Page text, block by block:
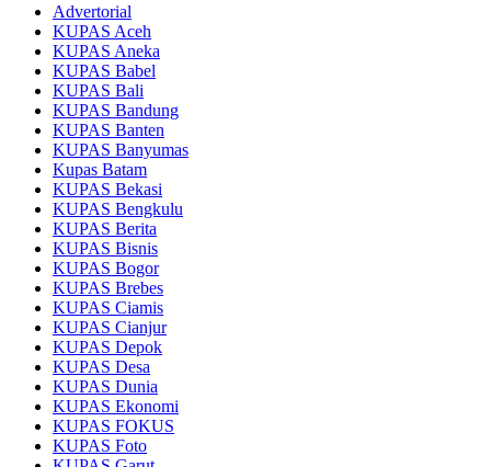
Advertorial
KUPAS Aceh
KUPAS Aneka
KUPAS Babel
KUPAS Bali
KUPAS Bandung
KUPAS Banten
KUPAS Banyumas
Kupas Batam
KUPAS Bekasi
KUPAS Bengkulu
KUPAS Berita
KUPAS Bisnis
KUPAS Bogor
KUPAS Brebes
KUPAS Ciamis
KUPAS Cianjur
KUPAS Depok
KUPAS Desa
KUPAS Dunia
KUPAS Ekonomi
KUPAS FOKUS
KUPAS Foto